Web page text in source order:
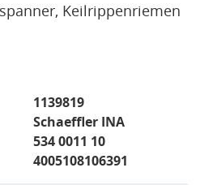
Keilrippenriemen
1139819
Schaeffler INA
534 0011 10
4005108106391